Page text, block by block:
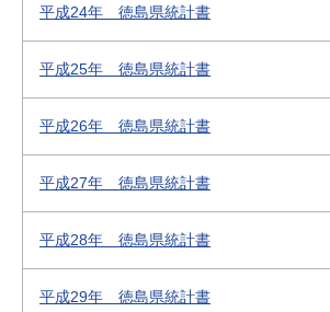
平成24年 徳島県統計書
平成25年 徳島県統計書
平成26年 徳島県統計書
平成27年 徳島県統計書
平成28年 徳島県統計書
平成29年 徳島県統計書